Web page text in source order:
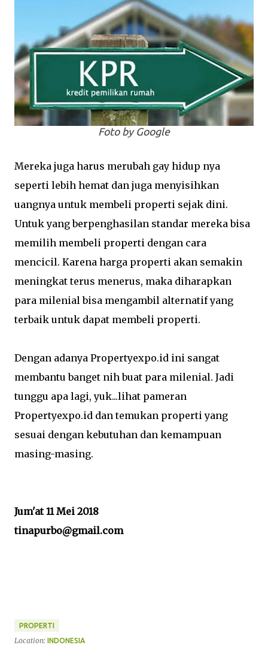
Foto by Google
Mereka juga harus merubah gay hidup nya
seperti lebih hemat dan juga menyisihkan
uangnya untuk membeli properti sejak dini.
Untuk yang berpenghasilan standar mereka bisa
memilih membeli properti dengan cara
mencicil. Karena harga properti akan semakin
meningkat terus menerus, maka diharapkan
para milenial bisa mengambil alternatif yang
terbaik untuk dapat membeli properti.
Dengan adanya Propertyexpo.id ini sangat
membantu banget nih buat para milenial. Jadi
tunggu apa lagi, yuk...lihat pameran
Propertyexpo.id dan temukan properti yang
sesuai dengan kebutuhan dan kemampuan
masing-masing.
Jum'at 11 Mei 2018
tinapurbo@gmail.com
PROPERTI
Location: INDONESIA